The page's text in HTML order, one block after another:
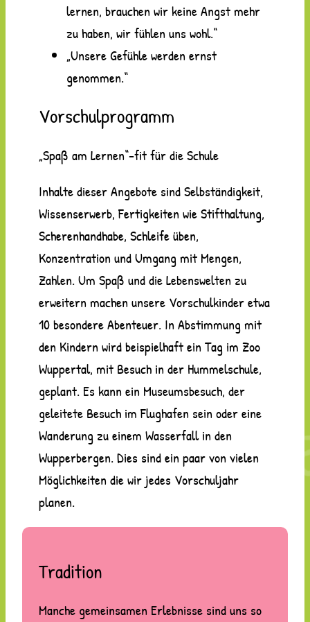
lernen, brauchen wir keine Angst mehr
zu haben, wir fühlen uns wohl.“
„Unsere Gefühle werden ernst
genommen.“
Vorschulprogramm
„Spaß am Lernen“-fit für die Schule
Inhalte dieser Angebote sind Selbständigkeit,
Wissenserwerb, Fertigkeiten wie Stifthaltung,
Scherenhandhabe, Schleife üben,
Konzentration und Umgang mit Mengen,
Zahlen. Um Spaß und die Lebenswelten zu
erweitern machen unsere Vorschulkinder etwa
10 besondere Abenteuer. In Abstimmung mit
den Kindern wird beispielhaft ein Tag im Zoo
Wuppertal, mit Besuch in der Hummelschule,
geplant. Es kann ein Museumsbesuch, der
geleitete Besuch im Flughafen sein oder eine
Wanderung zu einem Wasserfall in den
Wupperbergen. Dies sind ein paar von vielen
Möglichkeiten die wir jedes Vorschuljahr
planen.
Tradition
Manche gemeinsamen Erlebnisse sind uns so